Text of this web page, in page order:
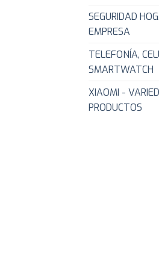
SEGURIDAD
EMPRESA
TELEFONÍA,
SMARTWATCH
XIAOMI -
PRODUCTOS